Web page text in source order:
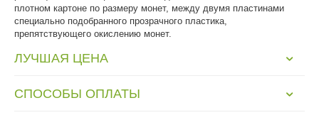
плотном картоне по размеру монет, между двумя пластинами
специально подобранного прозрачного пластика,
препятствующего окислению монет.
ЛУЧШАЯ ЦЕНА
СПОСОБЫ ОПЛАТЫ